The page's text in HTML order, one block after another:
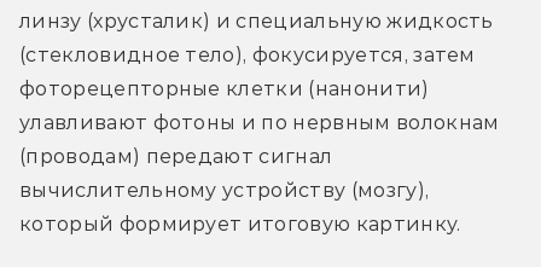
линзу (хрусталик) и специальную жидкость
(стекловидное тело), фокусируется, затем
фоторецепторные клетки (нанонити)
улавливают фотоны и по нервным волокнам
(проводам) передают сигнал
вычислительному устройству (мозгу),
который формирует итоговую картинку.